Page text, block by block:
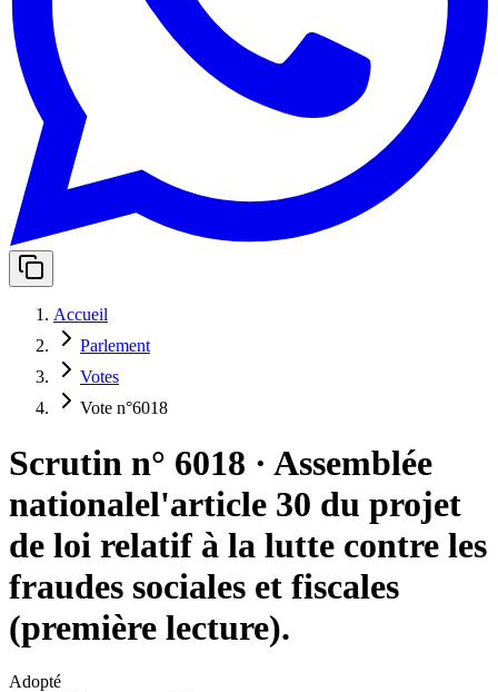
Accueil
Parlement
Votes
Vote n°6018
Scrutin n° 6018 · Assemblée
nationalel'article 30 du projet
de loi relatif à la lutte contre les
fraudes sociales et fiscales
(première lecture).
Adopté